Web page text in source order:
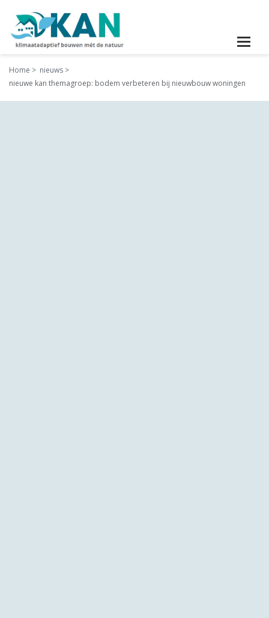
Home
nieuws
nieuwe kan themagroep: bodem verbeteren bij nieuwbouw woningen